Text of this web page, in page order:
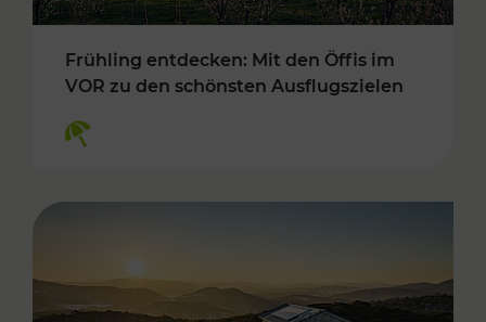
Frühling entdecken: Mit den Öffis im
VOR zu den schönsten Ausflugszielen